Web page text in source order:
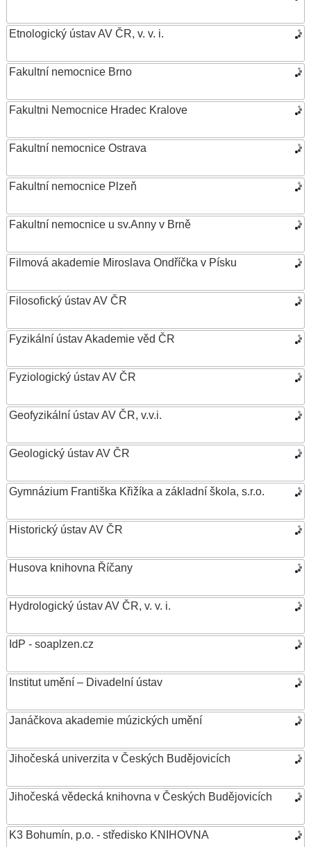
Etnologický ústav AV ČR, v. v. i.
Fakultní nemocnice Brno
Fakultni Nemocnice Hradec Kralove
Fakultní nemocnice Ostrava
Fakultní nemocnice Plzeň
Fakultní nemocnice u sv.Anny v Brně
Filmová akademie Miroslava Ondříčka v Písku
Filosofický ústav AV ČR
Fyzikální ústav Akademie věd ČR
Fyziologický ústav AV ČR
Geofyzikální ústav AV ČR, v.v.i.
Geologický ústav AV ČR
Gymnázium Františka Křižíka a základní škola, s.r.o.
Historický ústav AV ČR
Husova knihovna Říčany
Hydrologický ústav AV ČR, v. v. i.
IdP - soaplzen.cz
Institut umění – Divadelní ústav
Janáčkova akademie múzických umění
Jihočeská univerzita v Českých Budějovicích
Jihočeská vědecká knihovna v Českých Budějovicích
K3 Bohumín, p.o. - středisko KNIHOVNA